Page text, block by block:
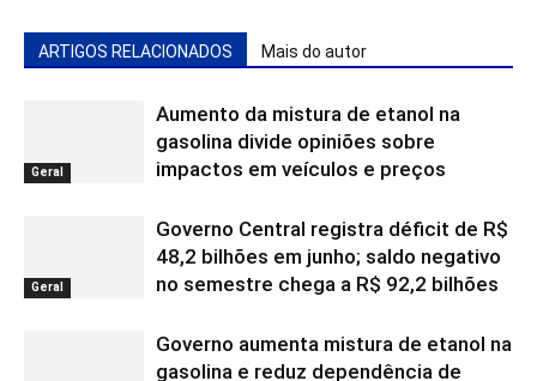
ARTIGOS RELACIONADOS Mais do autor
Geral
Aumento da mistura de etanol na
gasolina divide opiniões sobre
impactos em veículos e preços
Geral
Governo Central registra déficit de R$
48,2 bilhões em junho; saldo negativo
no semestre chega a R$ 92,2 bilhões
Governo aumenta mistura de etanol na
gasolina e reduz dependência de